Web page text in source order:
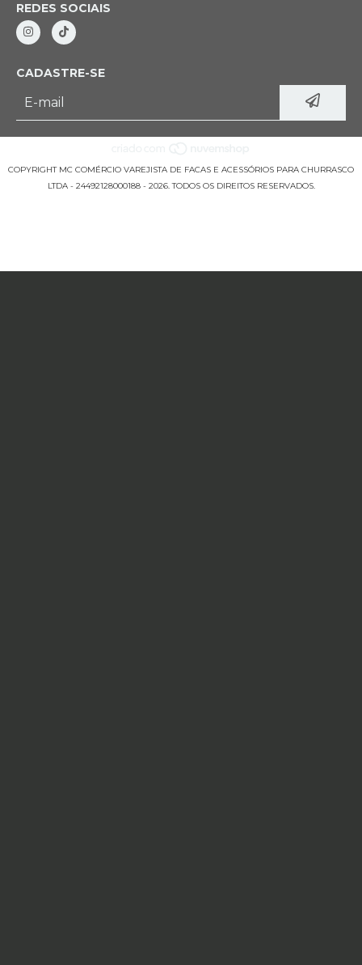
REDES SOCIAIS
CADASTRE-SE
COPYRIGHT MC COMÉRCIO VAREJISTA DE FACAS E ACESSÓRIOS PARA CHURRASCO
LTDA - 24492128000188 - 2026. TODOS OS DIREITOS RESERVADOS.